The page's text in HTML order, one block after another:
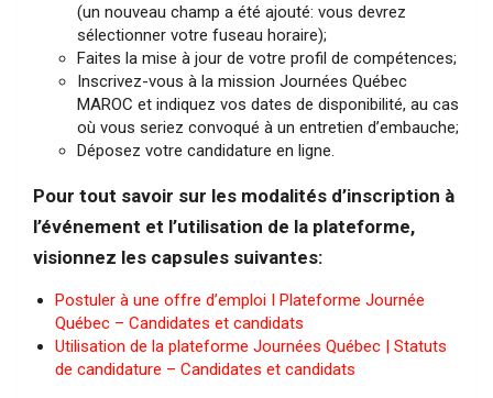
(un nouveau champ a été ajouté: vous devrez
sélectionner votre fuseau horaire);
Faites la mise à jour de votre profil de compétences;
Inscrivez-vous à la mission Journées Québec
MAROC et indiquez vos dates de disponibilité, au cas
où vous seriez convoqué à un entretien d’embauche;
Déposez votre candidature en ligne.
Pour tout savoir sur les modalités d’inscription à
l’événement et l’utilisation de la plateforme,
visionnez les capsules suivantes:
Postuler à une offre d’emploi I Plateforme Journée
Québec – Candidates et candidats
Utilisation de la plateforme Journées Québec | Statuts
de candidature – Candidates et candidats